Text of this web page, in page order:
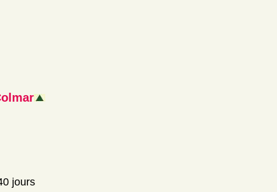
jours